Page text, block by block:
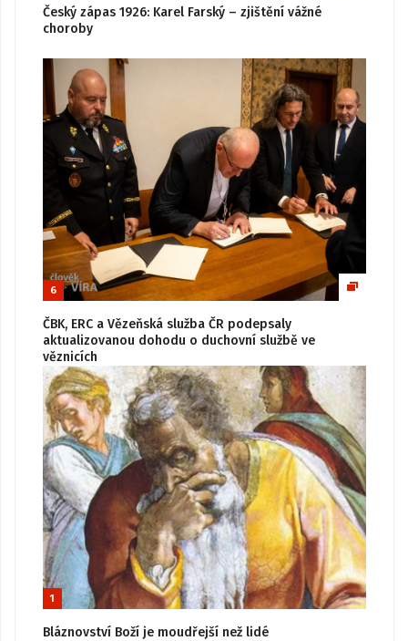
Český zápas 1926: Karel Farský – zjištění vážné
choroby
6
ČBK, ERC a Vězeňská služba ČR podepsaly
aktualizovanou dohodu o duchovní službě ve
věznicích
1
Bláznovství Boží je moudřejší než lidé